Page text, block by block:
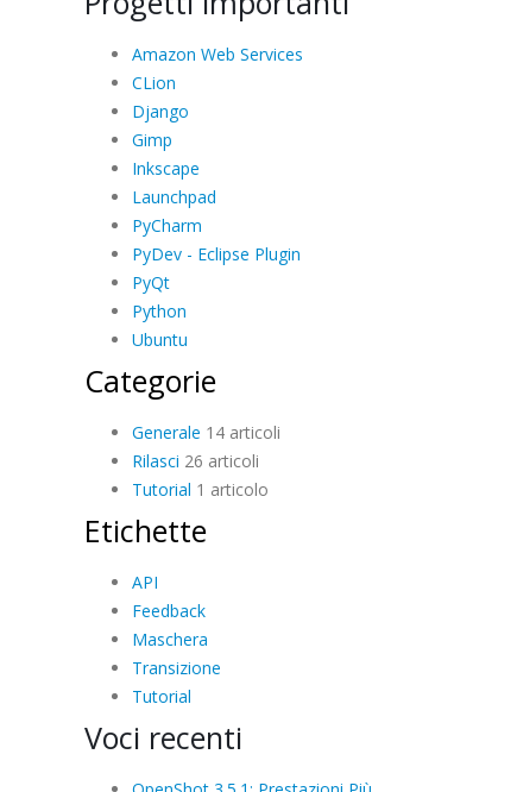
Amazon Web Services
CLion
Django
Gimp
Inkscape
Launchpad
PyCharm
PyDev - Eclipse Plugin
PyQt
Python
Ubuntu
Categorie
Generale 14 articoli
Rilasci 26 articoli
Tutorial 1 articolo
Etichette
API
Feedback
Maschera
Transizione
Tutorial
Voci recenti